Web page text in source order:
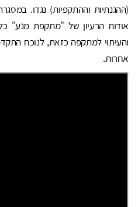
(ההגנתיות וההתקפיות) נגדו.
אודות הרעיון של "מתקפת מנע"
והעיתוי למתקפה כזאת, לנוכח
אחרות.